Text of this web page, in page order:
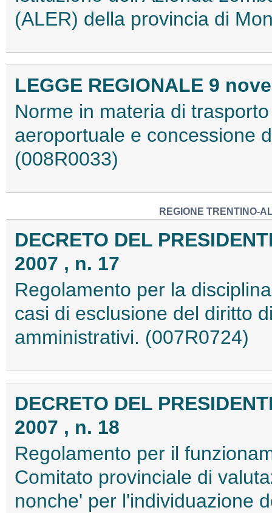
(ALER) della provincia di
LEGGE REGIONALE 9
Norme in materia di
aeroportuale e concessione
(008R0033)
REGIONE TRENTINO-
DECRETO DEL
2007 , n. 17
Regolamento per la
casi di esclusione del diritto
amministrativi. (007R0724)
DECRETO DEL
2007 , n. 18
Regolamento per il
Comitato provinciale di
nonche' per l'individuazione